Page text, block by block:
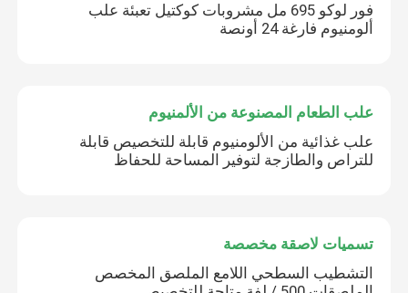
فور لوكو 695 مل مشروبات كوكتيل تعبئة علب
ألومنيوم فارغة 24 أونصة
علب الطعام المصنوعة من الألمنيوم
علب غذائية من الألومنيوم قابلة للتخصيص قابلة
للتراص والطازجة لتوفير المساحة للحفاظ
تسميات لاصقة مخصصة
التشطيب السطحي اللامع الملصق المخصص